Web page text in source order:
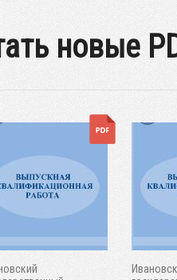
новые